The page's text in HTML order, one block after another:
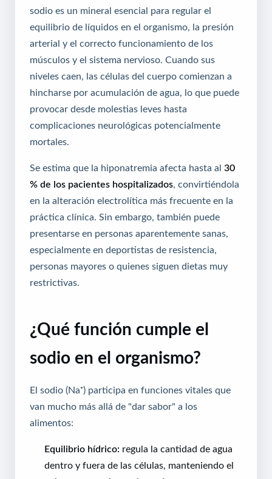
sodio es un mineral esencial para regular el
equilibrio de líquidos en el organismo, la presión
arterial y el correcto funcionamiento de los
músculos y el sistema nervioso. Cuando sus
niveles caen, las células del cuerpo comienzan a
hincharse por acumulación de agua, lo que puede
provocar desde molestias leves hasta
complicaciones neurológicas potencialmente
mortales.
Se estima que la hiponatremia afecta hasta al 30
% de los pacientes hospitalizados , convirtiéndola
en la alteración electrolítica más frecuente en la
práctica clínica. Sin embargo, también puede
presentarse en personas aparentemente sanas,
especialmente en deportistas de resistencia,
personas mayores o quienes siguen dietas muy
restrictivas.
¿Qué función cumple el
sodio en el organismo?
El sodio (Na⁺) participa en funciones vitales que
van mucho más allá de "dar sabor" a los
alimentos:
Equilibrio hídrico: regula la cantidad de agua
dentro y fuera de las células, manteniendo el